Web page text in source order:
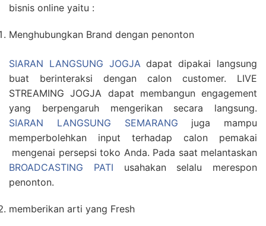
bisnis online yaitu :
Menghubungkan Brand dengan penonton
SIARAN LANGSUNG JOGJAdapat dipakai langsung
buat berinteraksi dengan calon customer. LIVE
STREAMING JOGJA dapat membangun engagement
yang berpengaruh mengerikan secara langsung.
SIARAN LANGSUNG SEMARANG juga mampu
memperbolehkan input terhadap calon pemakai
mengenai persepsi toko Anda. Pada saat melantaskan
BROADCASTING PATI usahakan selalu merespon
penonton.
memberikan arti yang Fresh